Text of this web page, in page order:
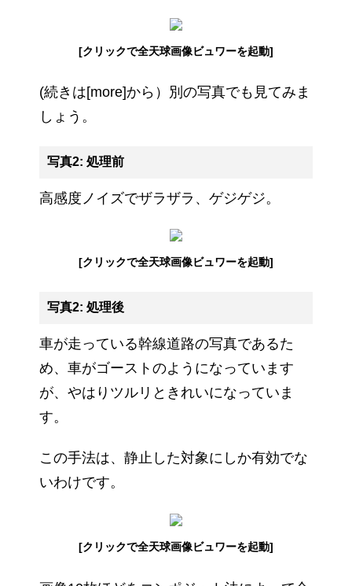
[クリックで全天球画像ビュワーを起動]
(続きは[more]から） 別の写真でも見てみま
しょう。
写真2: 処理前
高感度ノイズでザラザラ、ゲジゲジ。
[クリックで全天球画像ビュワーを起動]
写真2: 処理後
車が走っている幹線道路の写真であるた
め、車がゴーストのようになっています
が、やはりツルリときれいになっていま
す。
この手法は、静止した対象にしか有効でな
いわけです。
[クリックで全天球画像ビュワーを起動]